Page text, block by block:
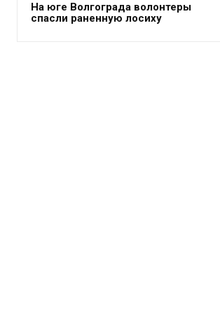
На юге Волгограда волонтеры
спасли раненную лосиху